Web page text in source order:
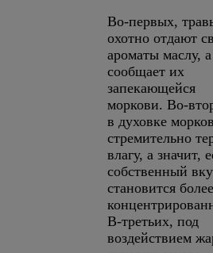
Во-первых,
охотно отдают
ароматы маслу,
сообщает их
запекающейся
моркови. Во-
в духовке
стремительно
влагу, а значит,
собственный
становится более
В-третьих, под
воздействием